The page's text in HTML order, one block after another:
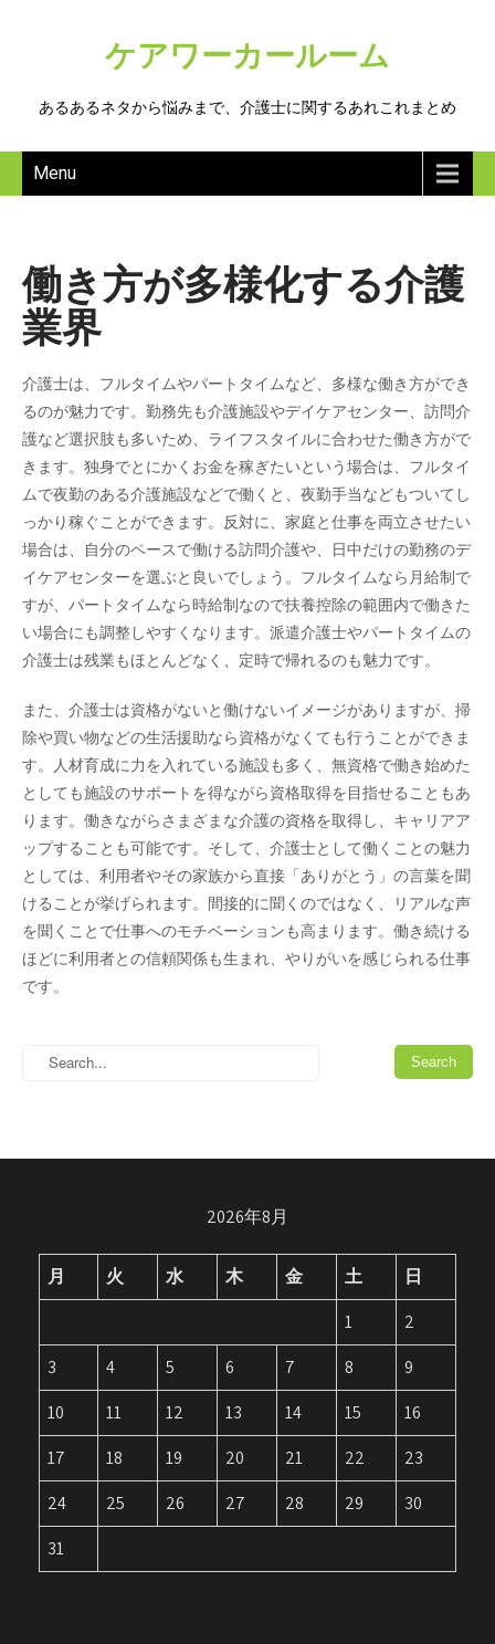
ケアワーカールーム
あるあるネタから悩みまで、介護士に関するあれこれまとめ
Menu
働き方が多様化する介護
業界
介護士は、フルタイムやパートタイムなど、多様な働き方ができ
るのが魅力です。勤務先も介護施設やデイケアセンター、訪問介
護など選択肢も多いため、ライフスタイルに合わせた働き方がで
きます。独身でとにかくお金を稼ぎたいという場合は、フルタイ
ムで夜勤のある介護施設などで働くと、夜勤手当などもついてし
っかり稼ぐことができます。反対に、家庭と仕事を両立させたい
場合は、自分のペースで働ける訪問介護や、日中だけの勤務のデ
イケアセンターを選ぶと良いでしょう。フルタイムなら月給制で
すが、パートタイムなら時給制なので扶養控除の範囲内で働きた
い場合にも調整しやすくなります。派遣介護士やパートタイムの
介護士は残業もほとんどなく、定時で帰れるのも魅力です。
また、介護士は資格がないと働けないイメージがありますが、掃
除や買い物などの生活援助なら資格がなくても行うことができま
す。人材育成に力を入れている施設も多く、無資格で働き始めた
としても施設のサポートを得ながら資格取得を目指せることもあ
ります。働きながらさまざまな介護の資格を取得し、キャリアア
ップすることも可能です。そして、介護士として働くことの魅力
としては、利用者やその家族から直接「ありがとう」の言葉を聞
けることが挙げられます。間接的に聞くのではなく、リアルな声
を聞くことで仕事へのモチベーションも高まります。働き続ける
ほどに利用者との信頼関係も生まれ、やりがいを感じられる仕事
です。
2026年8月
月 火 水 木 金 土
日
1
2
3
4 5 6 7 8
9
10
11 12 13 14 15
16
17
18 19 20 21 22
23
24
25 26 27 28 29
30
31